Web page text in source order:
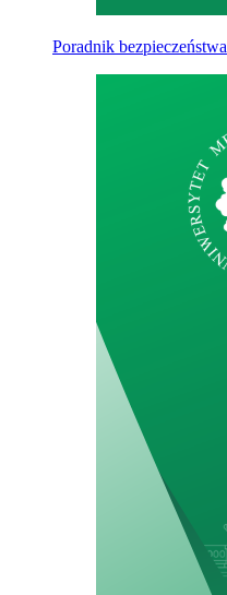
Poradnik bezpieczeństwa